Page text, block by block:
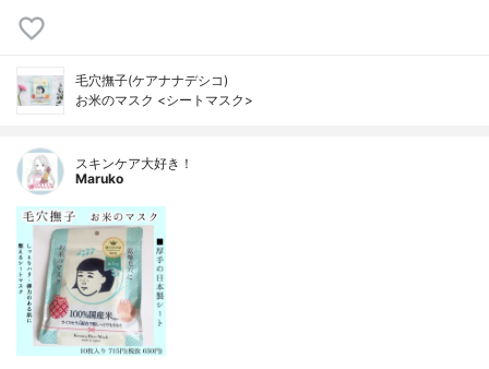
毛穴撫子(ケアナナデシコ)
お米のマスク <シートマスク>
スキンケア大好き！
Maruko